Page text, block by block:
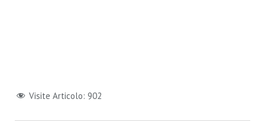
Visite Articolo: 902